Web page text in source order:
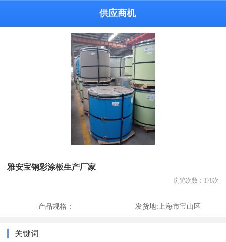
供应商机
雅安宝钢彩涂板生产厂家
浏览次数： 178次
产品规格： 发货地:上海市宝山区
关键词